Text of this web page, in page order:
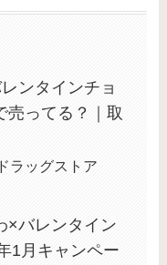
ンタインチョ
売ってる？｜取
ラッグストア
×バレンタイン
1月キャンペー